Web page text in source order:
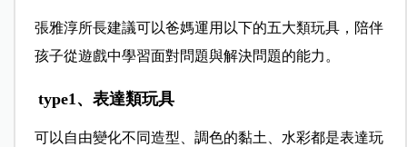
張雅淳所長建議可以爸媽運用以下的五大類玩具，陪伴
孩子從遊戲中學習面對問題與解決問題的能力。
type1、表達類玩具
可以自由變化不同造型、調色的黏土、水彩都是表達玩